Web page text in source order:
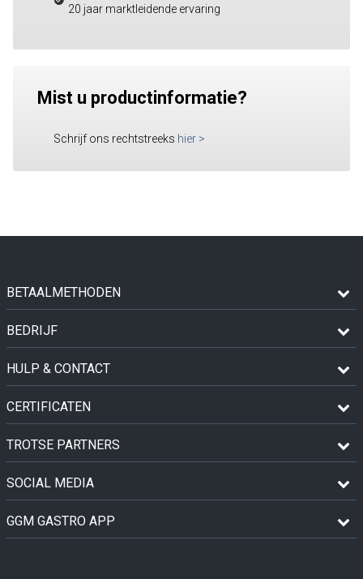
20 jaar marktleidende ervaring
Mist u productinformatie?
Schrijf ons rechtstreeks hier >
BETAALMETHODEN
BEDRIJF
HULP & CONTACT
CERTIFICATEN
TROTSE PARTNERS
SOCIAL MEDIA
GGM GASTRO APP